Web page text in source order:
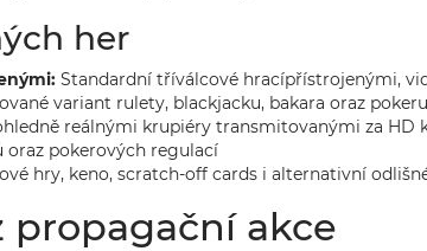
her
Standardní tříválcové hracípřístrojenými,
variant rulety, blackjacku, bakara oraz pokeru
reálnými krupiéry transmitovanými za HD
pokerových regulací
hry, keno, scratch-off cards i alternativní
propagační akce